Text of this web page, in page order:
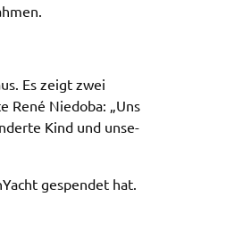
Es zeigt zwei
René Niedo­ba: „Uns
Kind und unse­
gespen­det hat.